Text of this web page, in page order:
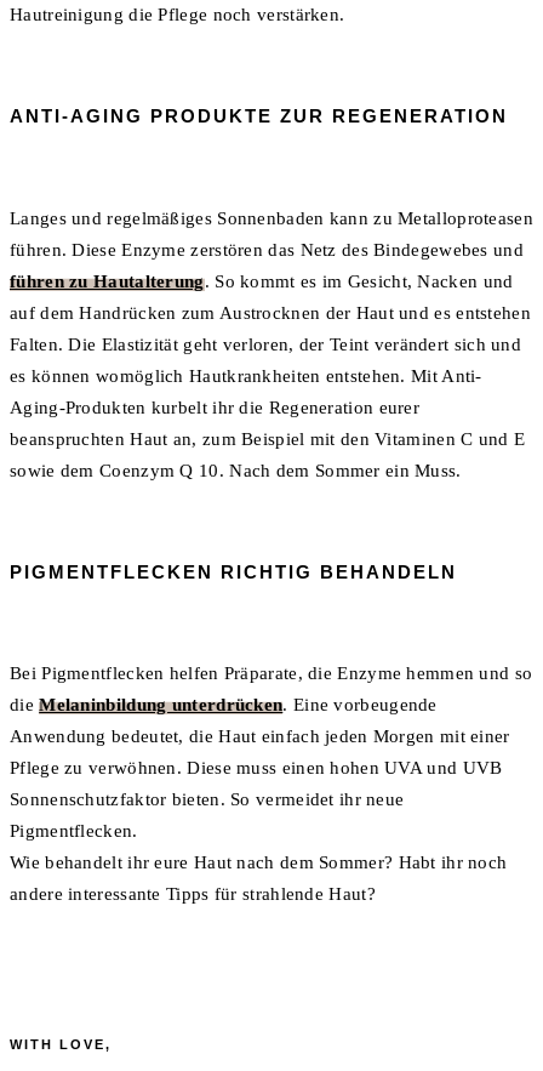
Hautreinigung die Pflege noch verstärken.
ANTI-AGING PRODUKTE ZUR REGENERATION
Langes und regelmäßiges Sonnenbaden kann zu Metalloproteasen
führen. Diese Enzyme zerstören das Netz des Bindegewebes und
führen zu Hautalterung. So kommt es im Gesicht, Nacken und
auf dem Handrücken zum Austrocknen der Haut und es entstehen
Falten. Die Elastizität geht verloren, der Teint verändert sich und
es können womöglich Hautkrankheiten entstehen. Mit Anti-
Aging-Produkten kurbelt ihr die Regeneration eurer
beanspruchten Haut an, zum Beispiel mit den Vitaminen C und E
sowie dem Coenzym Q 10. Nach dem Sommer ein Muss.
PIGMENTFLECKEN RICHTIG BEHANDELN
Bei Pigmentflecken helfen Präparate, die Enzyme hemmen und so
dieMelaninbildung unterdrücken. Eine vorbeugende
Anwendung bedeutet, die Haut einfach jeden Morgen mit einer
Pflege zu verwöhnen. Diese muss einen hohen UVA und UVB
Sonnenschutzfaktor bieten. So vermeidet ihr neue
Pigmentflecken.
Wie behandelt ihr eure Haut nach dem Sommer? Habt ihr noch
andere interessante Tipps für strahlende Haut?
WITH LOVE,